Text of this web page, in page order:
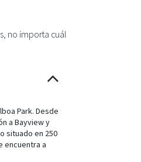
no importa cuál
Park. Desde
a Bayview y
situado en 250
encuentra a